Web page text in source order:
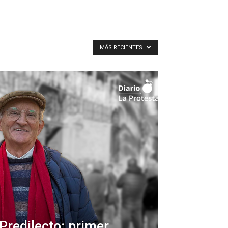
MÁS RECIENTES